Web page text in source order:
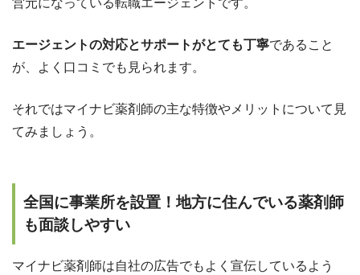
エージェントの対応とサポートがとても丁寧であること
が、よく口コミでも見られます。
それではマイナビ薬剤師の主な特徴やメリットについて見
てみましょう。
全国に事業所を設置！地方に住んでいる薬剤師
も面談しやすい
マイナビ薬剤師は自社の広告でもよく宣伝しているよう